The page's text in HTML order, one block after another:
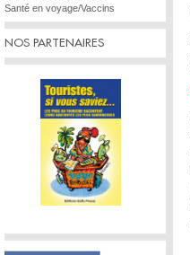
Santé en voyage/Vaccins
NOS PARTENAIRES